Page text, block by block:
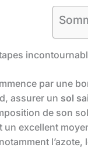
par une
assurer un sol
de son
excellent